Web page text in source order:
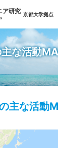
ア研究 京都大学拠点
主な活動
の主な活